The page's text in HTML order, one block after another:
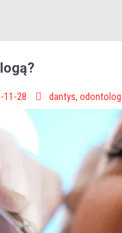
11-28 dantys,